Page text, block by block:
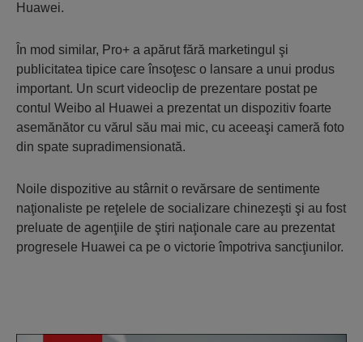
Huawei.
În mod similar, Pro+ a apărut fără marketingul şi
publicitatea tipice care însoţesc o lansare a unui produs
important. Un scurt videoclip de prezentare postat pe
contul Weibo al Huawei a prezentat un dispozitiv foarte
asemănător cu vărul său mai mic, cu aceeaşi cameră foto
din spate supradimensionată.
Noile dispozitive au stârnit o revărsare de sentimente
naţionaliste pe reţelele de socializare chinezeşti şi au fost
preluate de agenţiile de ştiri naţionale care au prezentat
progresele Huawei ca pe o victorie împotriva sancţiunilor.